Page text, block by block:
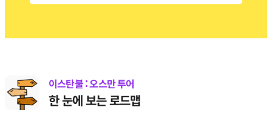
이스탄불 : 오스만 투어
한 눈에 보는 로드맵